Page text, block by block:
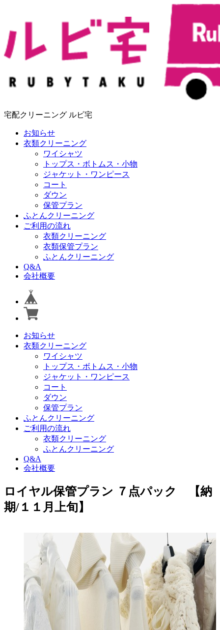
宅配クリーニング ルビ宅
お知らせ
衣類クリーニング
ワイシャツ
トップス・ボトムス・小物
ジャケット・ワンピース
コート
ダウン
保管プラン
ふとんクリーニング
ご利用の流れ
衣類クリーニング
衣類保管プラン
ふとんクリーニング
Q&A
会社概要
お知らせ
衣類クリーニング
ワイシャツ
トップス・ボトムス・小物
ジャケット・ワンピース
コート
ダウン
保管プラン
ふとんクリーニング
ご利用の流れ
衣類クリーニング
ふとんクリーニング
Q&A
会社概要
ロイヤル保管プラン ７点パック 【納
期/１１月上旬】